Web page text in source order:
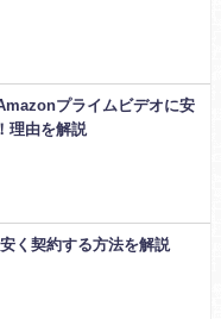
プライムビデオに安
理由を解説
く契約する方法を解説